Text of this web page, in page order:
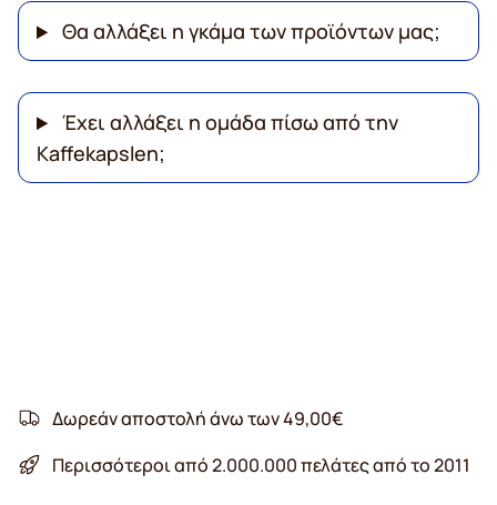
Θα αλλάξει η γκάμα των προϊόντων μας;
Έχει αλλάξει η ομάδα πίσω από την
Kaffekapslen;
Δωρεάν αποστολή άνω των 49,00€
Περισσότεροι από 2.000.000 πελάτες από το 2011